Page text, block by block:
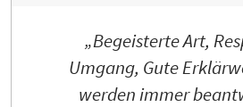
„Begeisterte Art,
Umgang, Gute
werden immer